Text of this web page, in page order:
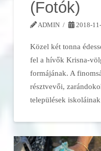
(Fotók)
ADMIN 2018-
Közel két tonna
fel a hívők Krisna-
formájának. A
résztvevői,
települések